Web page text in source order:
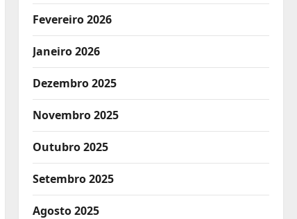
Fevereiro 2026
Janeiro 2026
Dezembro 2025
Novembro 2025
Outubro 2025
Setembro 2025
Agosto 2025